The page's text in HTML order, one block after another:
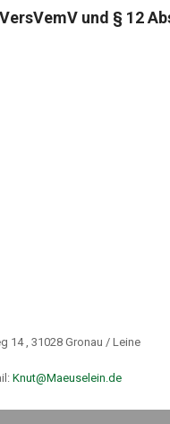
?
und § 12
14 , 31028 Gronau / Leine
Knut@Maeuselein.de